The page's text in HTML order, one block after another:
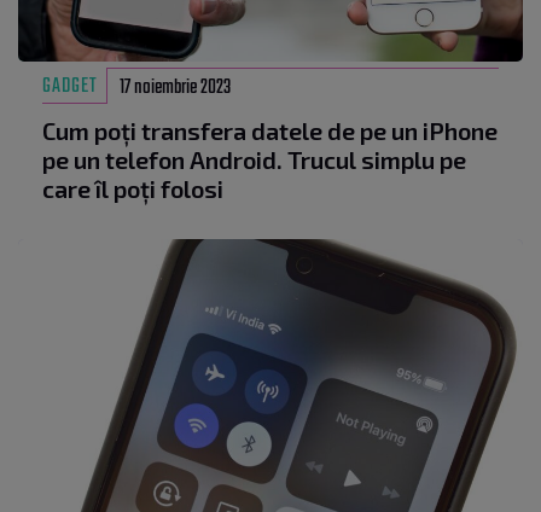
GADGET 17 noiembrie 2023
Cum poți transfera datele de pe un iPhone
pe un telefon Android. Trucul simplu pe
care îl poți folosi